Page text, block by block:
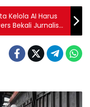
Kelola AI Harus
Bekali Jurnalis